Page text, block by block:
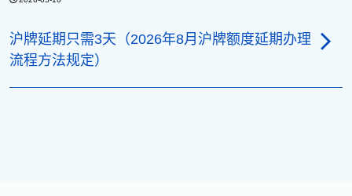
沪牌延期只需3天（2026年8月沪牌额度延期办理
流程方法规定）